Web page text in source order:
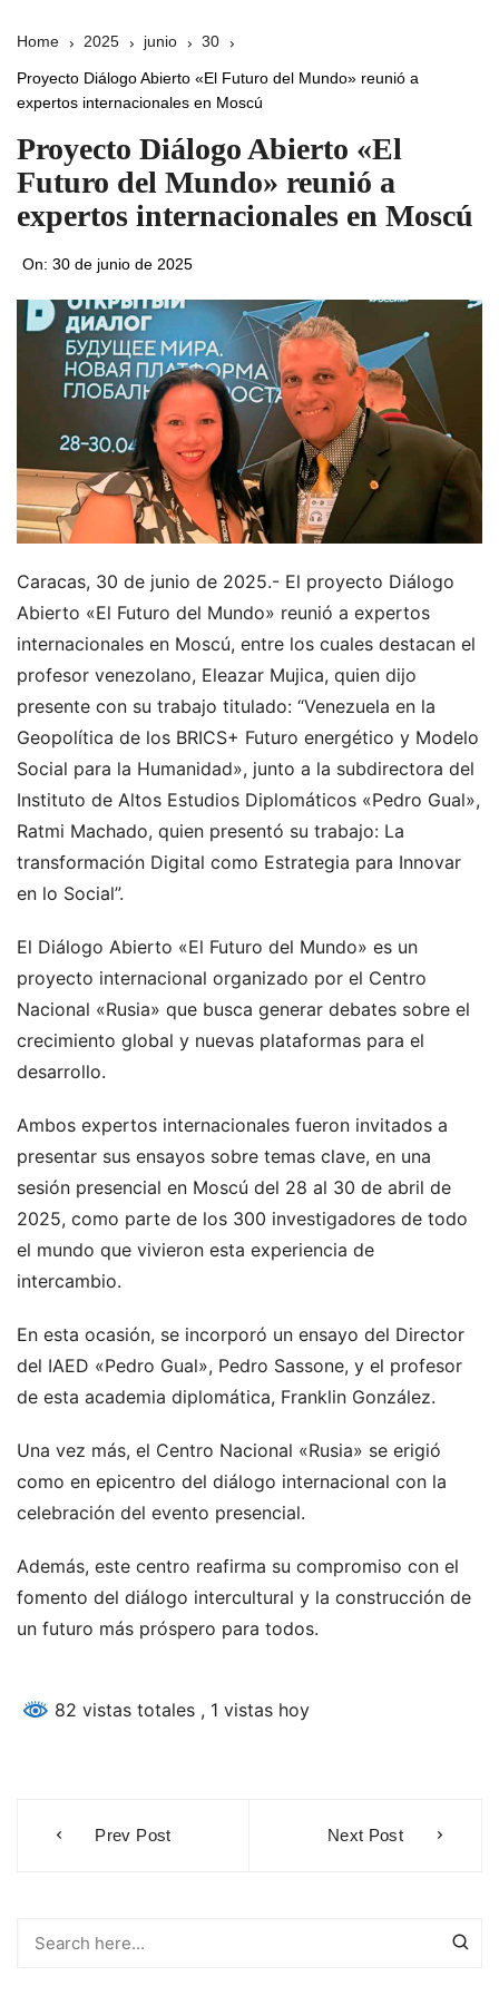
Home 2025 junio 30
Proyecto Diálogo Abierto «El Futuro del Mundo» reunió a
expertos internacionales en Moscú
Proyecto Diálogo Abierto «El
Futuro del Mundo» reunió a
expertos internacionales en Moscú
On: 30 de junio de 2025
Caracas, 30 de junio de 2025.- El proyecto Diálogo
Abierto «El Futuro del Mundo» reunió a expertos
internacionales en Moscú, entre los cuales destacan el
profesor venezolano, Eleazar Mujica, quien dijo
presente con su trabajo titulado: “Venezuela en la
Geopolítica de los BRICS+ Futuro energético y Modelo
Social para la Humanidad», junto a la subdirectora del
Instituto de Altos Estudios Diplomáticos «Pedro Gual»,
Ratmi Machado, quien presentó su trabajo: La
transformación Digital como Estrategia para Innovar
en lo Social”.
El Diálogo Abierto «El Futuro del Mundo» es un
proyecto internacional organizado por el Centro
Nacional «Rusia» que busca generar debates sobre el
crecimiento global y nuevas plataformas para el
desarrollo.
Ambos expertos internacionales fueron invitados a
presentar sus ensayos sobre temas clave, en una
sesión presencial en Moscú del 28 al 30 de abril de
2025, como parte de los 300 investigadores de todo
el mundo que vivieron esta experiencia de
intercambio.
En esta ocasión, se incorporó un ensayo del Director
del IAED «Pedro Gual», Pedro Sassone, y el profesor
de esta academia diplomática, Franklin González.
Una vez más, el Centro Nacional «Rusia» se erigió
como en epicentro del diálogo internacional con la
celebración del evento presencial.
Además, este centro reafirma su compromiso con el
fomento del diálogo intercultural y la construcción de
un futuro más próspero para todos.
82 vistas totales , 1 vistas hoy
Prev Post Next Post